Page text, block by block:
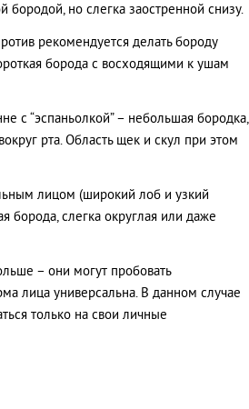
но слегка заостренной снизу.
рекомендуется делать бороду
борода с восходящими к ушам
с “эспаньолкой” – небольшая бородка,
рта. Область щек и скул при этом
лицом (широкий лоб и узкий
борода, слегка округлая или даже
– они могут пробовать
лица универсальна. В данном случае
только на свои личные